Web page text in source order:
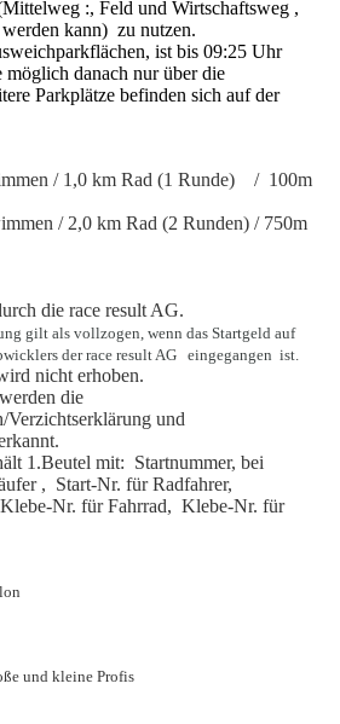
:, Feld und Wirtschaftsweg ,
kann) zu nutzen.
ist bis 09:25 Uhr
möglich danach nur über die
Parkplätze befinden sich auf der
/ 1,0 km Rad (1 Runde) / 100m
/ 2,0 km Rad (2 Runden) / 750m
die race result AG.
gilt als vollzogen, wenn das Startgeld auf
der race result AG eingegangen ist.
nicht erhoben.
die
Verzichtserklärung und
1.Beutel mit: Startnummer, bei
, Start-Nr. für Radfahrer,
Nr. für Fahrrad, Klebe-Nr. für
und kleine Profis